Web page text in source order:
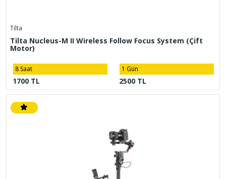
Tilta
Tilta Nucleus-M II Wireless Follow Focus System (Çift
Motor)
8 Saat
1700 TL
1 Gün
2500 TL